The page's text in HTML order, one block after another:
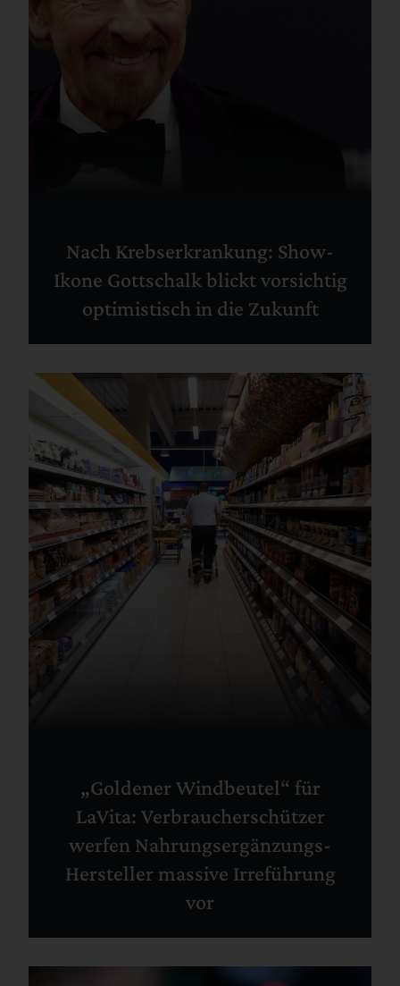
Nach Krebserkrankung: Show-
Ikone Gottschalk blickt vorsichtig
optimistisch in die Zukunft
„Goldener Windbeutel“ für
LaVita: Verbraucherschützer
werfen Nahrungsergänzungs-
Hersteller massive Irreführung
vor